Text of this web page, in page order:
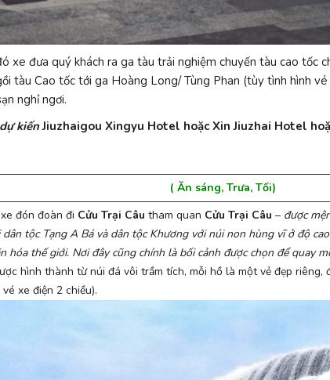
xe đưa quý khách ra ga tàu trải nghiệm chuyến tàu cao tốc
tàu Cao tốc tới ga Hoàng Long/ Tùng Phan (tùy tình hình
nghỉ ngơi.
kiếnJiuzhaigou Xingyu Hotel hoặc Xin Jiuzhai Hotel
Trưa, Tối)
đón đoàn đi Cửu Trại Câu tham quan Cửu Trại Câu – được
tộc Tạng A Bá và dân tộc Khương với núi non hùng vĩ ở độ
hóa thế giới. Nơi đây cũng chính là bối cảnh được chọn để quay
hình thành từ núi đá vôi trầm tích, mỗi hồ là một vẻ đẹp riêng,
xe điện 2 chiều).